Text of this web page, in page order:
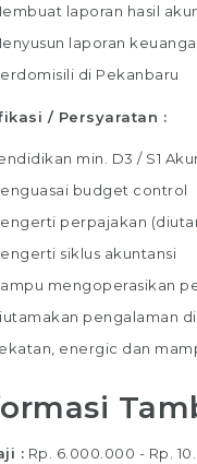
laporan hasil
laporan
di Pekanbaru
/ Persyaratan :
min. D3 / S1
budget control
perpajakan
siklus akuntansi
mengoperasikan
pengalaman
energic dan
Rp. 6.000.000 - Rp.